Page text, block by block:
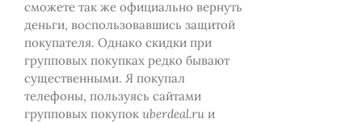
сможете так же официально вернуть
деньги, воспользовавшись защитой
покупателя. Однако скидки при
групповых покупках редко бывают
существенными. Я покупал
телефоны, пользуясь сайтами
групповых покупок uberdeal.ru и